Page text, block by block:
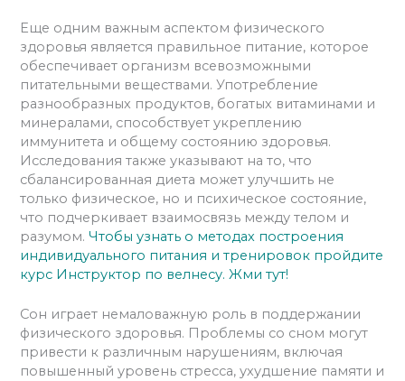
Еще одним важным аспектом физического
здоровья является правильное питание, которое
обеспечивает организм всевозможными
питательными веществами. Употребление
разнообразных продуктов, богатых витаминами и
минералами, способствует укреплению
иммунитета и общему состоянию здоровья.
Исследования также указывают на то, что
сбалансированная диета может улучшить не
только физическое, но и психическое состояние,
что подчеркивает взаимосвязь между телом и
разумом.Чтобы узнать о методах построения
индивидуального питания и тренировок пройдите
курс Инструктор по велнесу. Жми тут!
Сон играет немаловажную роль в поддержании
физического здоровья. Проблемы со сном могут
привести к различным нарушениям, включая
повышенный уровень стресса, ухудшение памяти и